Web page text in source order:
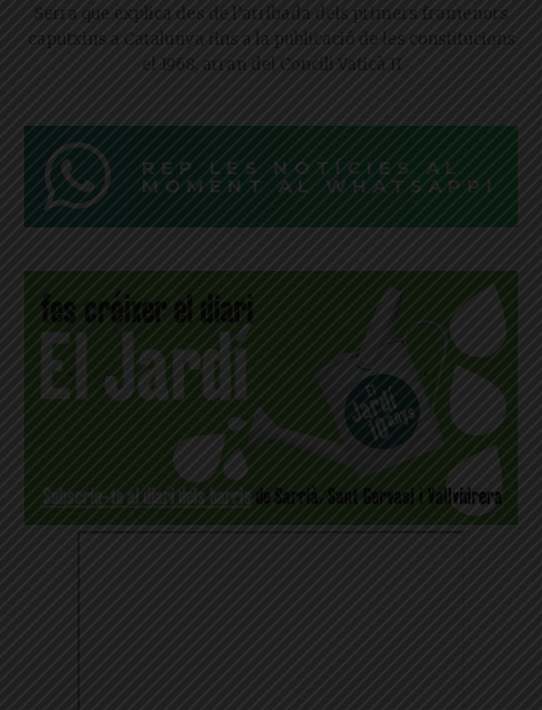
Serra que explica des de l’arribada dels primers framenors
caputxins a Catalunya fins a la publicació de les constitucions
el 1968, arran del Concili Vaticà II
REP LES NOTÍCIES AL
MOMENT AL WHATSAPP!